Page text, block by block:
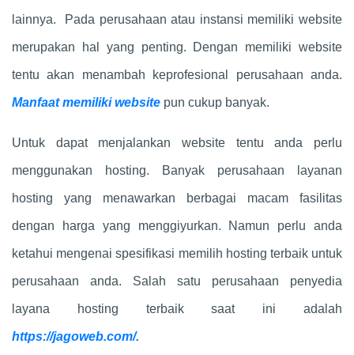
lainnya. Pada perusahaan atau instansi memiliki website
merupakan hal yang penting. Dengan memiliki website
tentu akan menambah keprofesional perusahaan anda.
Manfaat memiliki website pun cukup banyak.
Untuk dapat menjalankan website tentu anda perlu
menggunakan hosting. Banyak perusahaan layanan
hosting yang menawarkan berbagai macam fasilitas
dengan harga yang menggiyurkan. Namun perlu anda
ketahui mengenai spesifikasi memilih hosting terbaik untuk
perusahaan anda. Salah satu perusahaan penyedia
layana hosting terbaik saat ini adalah
https://jagoweb.com/.